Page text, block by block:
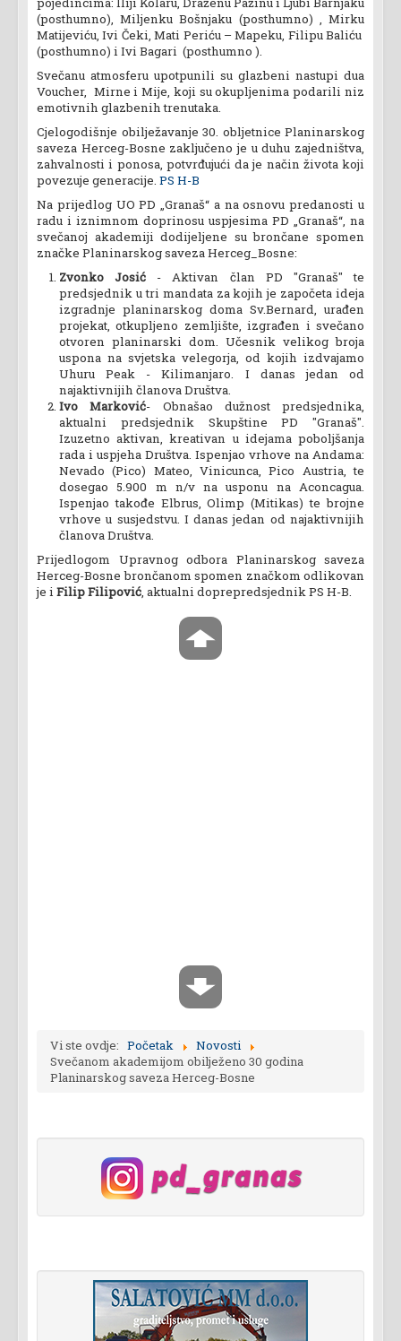
(posthumno), Miljenku Bošnjaku (posthumno) , Mirku
Matijeviću, Ivi Čeki, Mati Periću – Mapeku, Filipu Baliću
(posthumno) i Ivi Bagari (posthumno ).
Svečanu atmosferu upotpunili su glazbeni nastupi dua
Voucher, Mirne i Mije, koji su okupljenima podarili niz
emotivnih glazbenih trenutaka.
Cjelogodišnje obilježavanje 30. obljetnice Planinarskog
saveza Herceg-Bosne zaključeno je u duhu zajedništva,
zahvalnosti i ponosa, potvrđujući da je način života koji
povezuje generacije. PS H-B
Na prijedlog UO PD „Granaš“ a na osnovu predanosti u
radu i iznimnom doprinosu uspjesima PD „Granaš“, na
svečanoj akademiji dodijeljene su brončane spomen
značke Planinarskog saveza Herceg_Bosne:
Zvonko Josić - Aktivan član PD "Granaš" te
predsjednik u tri mandata za kojih je započeta ideja
izgradnje planinarskog doma Sv.Bernard, urađen
projekat, otkupljeno zemljište, izgrađen i svečano
otvoren planinarski dom. Učesnik velikog broja
uspona na svjetska velegorja, od kojih izdvajamo
Uhuru Peak - Kilimanjaro. I danas jedan od
najaktivnijih članova Društva.
Ivo Marković- Obnašao dužnost predsjednika,
aktualni predsjednik Skupštine PD "Granaš".
Izuzetno aktivan, kreativan u idejama poboljšanja
rada i uspjeha Društva. Ispenjao vrhove na Andama:
Nevado (Pico) Mateo, Vinicunca, Pico Austria, te
dosegao 5.900 m n/v na usponu na Aconcagua.
Ispenjao takođe Elbrus, Olimp (Mitikas) te brojne
vrhove u susjedstvu. I danas jedan od najaktivnijih
članova Društva.
Prijedlogom Upravnog odbora Planinarskog saveza
Herceg-Bosne brončanom spomen značkom odlikovan
je i Filip Filipović , aktualni doprepredsjednik PS H-B.
Vi ste ovdje: Početak
Novosti
Svečanom akademijom obilježeno 30 godina
Planinarskog saveza Herceg-Bosne